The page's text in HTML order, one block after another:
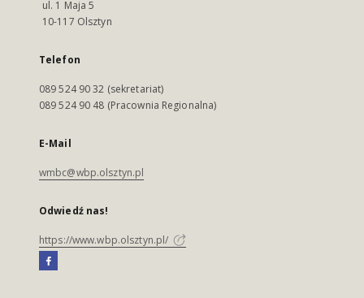
ul. 1 Maja 5
10-117 Olsztyn
Telefon
089 524 90 32 (sekretariat)
089 524 90 48 (Pracownia Regionalna)
E-Mail
wmbc@wbp.olsztyn.pl
Odwiedź nas!
https://www.wbp.olsztyn.pl/